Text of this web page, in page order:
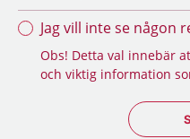
Jag vill inte se någon
Obs! Detta val innebär
och viktig information